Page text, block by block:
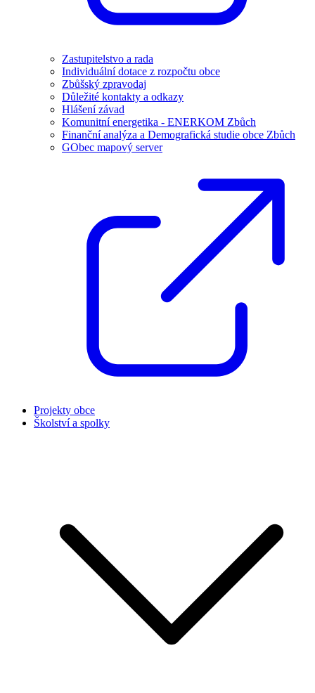
Zastupitelstvo a rada
Individuální dotace z rozpočtu obce
Zbůšský zpravodaj
Důležité kontakty a odkazy
Hlášení závad
Komunitní energetika - ENERKOM Zbůch
Finanční analýza a Demografická studie obce Zbůch
GObec mapový server
Projekty obce
Školství a spolky